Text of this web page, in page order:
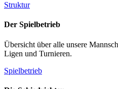
Struktur
Der Spielbetrieb
Übersicht über alle unsere
Ligen und Turnieren.
Spielbetrieb